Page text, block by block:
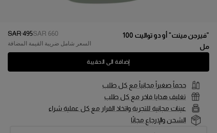
"فيرجن مينت" أو دو تواليت 100
مل
السعر الأصلي: SAR 660سعر
SAR 495
السعر شامل ضريبة القيمة المضافة
إضافة الى الحقيبة
حجماً صغيراً مجانياً مع كل طلب
تغليف هدايا فاخر مع كل طلب
عينات مجانية للتجربة واتخاذ القرار مع كل عملية شراء
الشحن والإرجاع مجانًا